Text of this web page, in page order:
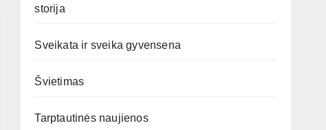
storija
Sveikata ir sveika gyvensena
Švietimas
Tarptautinės naujienos